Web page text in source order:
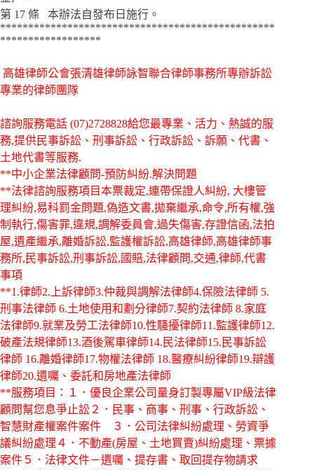
第 17 條 本辦法自發布日施行。
*************************************************
******************
高雄律師公會張清雄律師詠智聯合律師事務所專辦訴訟
專業的律師團隊
諮詢服務電話 (07)2728828給您最專業、活力、熱誠的服
務,提供民事訴訟、刑事訴訟、行政訴訟、訴願、代書、
土地代書等服務.
**中小企業法律顧問-預防糾紛.解決問題
**法律諮詢服務項目本票裁定,連帶保證人糾紛, 大樓管
理糾紛,易科罰金問題,偽造文書,拋棄繼承,命令,所有權,強
制執行,傷害罪,違規,調解委員會,過失傷害,存證信函,法拍
屋,遺產繼承,離婚訴訟,監護權訴訟,高雄律師,高雄律師事
務所,民事訴訟,刑事訴訟,國賠,法律顧問,交通,律師,代書
事項
**1.律師2.上訴律師3.仲裁與調解法律師4.保險法律師 5.
刑事法律師 6.土地使用和劃分律師7.契約法律師 8.家庭
法律師9.就業及勞工法律師10.性騷擾律師11.監護律師12.
破產法規律師13.酒後駕車律師14.民法律師15.民事訴訟
律師 16.離婚律師17.物權法律師 18.醫療糾紛律師19.辯護
律師20.遺囑、委託和房地產法律師
**服務項目：１．優良企業公司量身訂製專屬VIP級法律
顧問幫您息爭止訟２．民事、商事、刑事、行政訴訟、
智慧財產權案件案件 ３．公司法律糾紛處理、勞資爭
議糾紛處理４．不動產(房屋、土地買賣)糾紛處理、票據
案件５．法律文件－遺囑、提存書、取回提存物請求